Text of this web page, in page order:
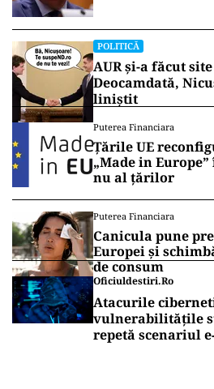
POLITICĂ
AUR și-a făcut
Deocamdată,
liniștit
Puterea Financiara
Țările UE
„Made in
nu al țărilor
Puterea Financiara
Canicula pune
Europei și
de consum
Oficiuldestiri.ro
Atacurile
vulnerabilitățile
repetă scenariul